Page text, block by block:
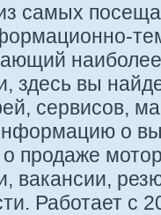
самых
здесь вы
сервисов,
о
продаже
вакансии,
Работает с